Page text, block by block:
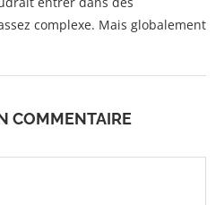
complexe. Mais globalement
COMMENTAIRE